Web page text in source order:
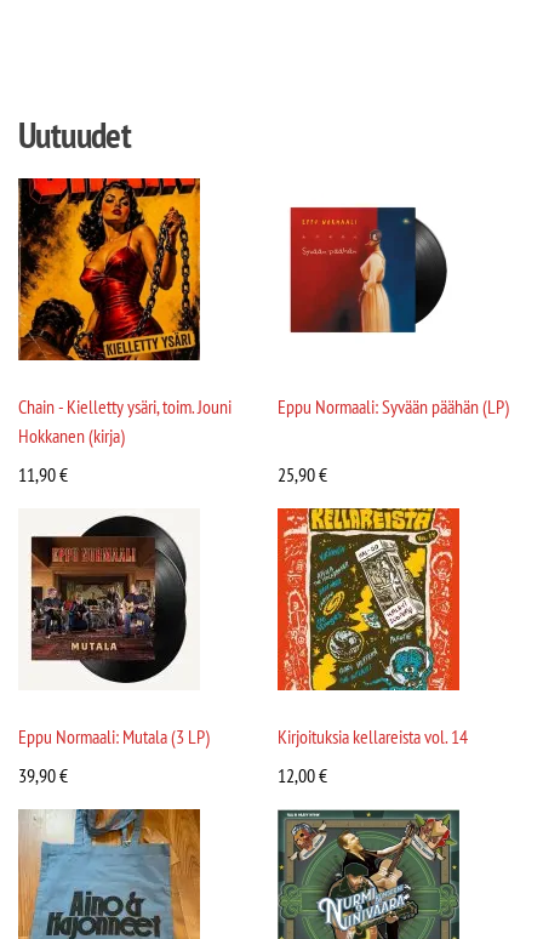
Uutuudet
Chain - Kielletty ysäri, toim. Jouni
Hokkanen (kirja)
11,90€
Eppu Normaali: Syvään päähän (LP)
25,90€
Eppu Normaali: Mutala (3 LP)
39,90€
Kirjoituksia kellareista vol. 14
12,00€